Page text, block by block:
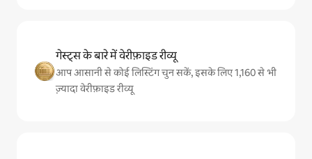
गेस्ट्स के बारे में वेरीफ़ाइड रीव्यू
आप आसानी से कोई लिस्टिंग चुन सकें, इसके लिए 1,160 से भी
ज़्यादा वेरीफ़ाइड रीव्यू